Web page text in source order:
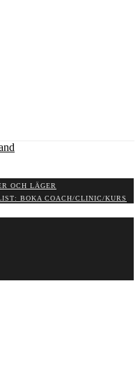
OCH LÄGER
BOKA COACH/CLINIC/KURS